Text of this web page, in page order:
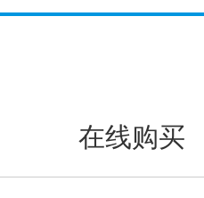
在线购买